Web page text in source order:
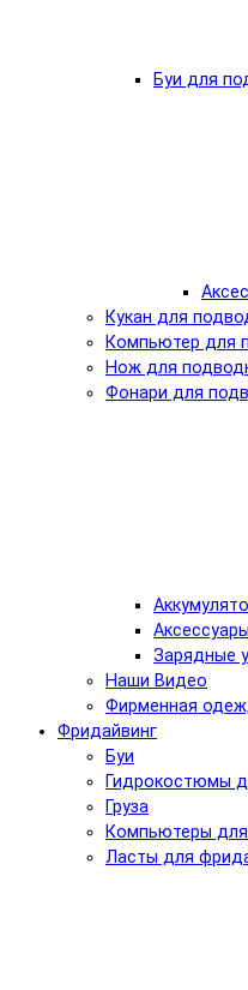
Буи для
Кукан для
Компьютер для
Нож для
Фонари для
Зарядные
Наши Видео
Фирменная
Фридайвинг
Буи
Гидрокостюмы
Груза
Компьютеры
Ласты для